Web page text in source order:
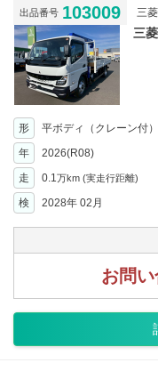
出品番号 103009 三
三
形 平ボディ（クレーン付）
年
2026(R08)
走 0.1万km (実走行距離)
検
2028年 02月
お問い